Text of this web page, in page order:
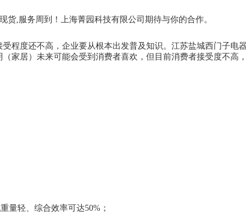
货,服务周到！上海菁园科技有限公司期待与你的合作。
度还不高，企业要从根本出发普及知识。江苏盐城西门子电
家居）未来可能会受到消费者喜欢，但目前消费者接受度不高
量轻、综合效率可达50%；